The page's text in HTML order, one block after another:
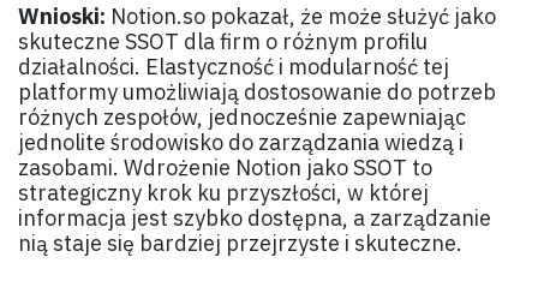
Wnioski: Notion.so pokazał, że może służyć jako
skuteczne SSOT dla firm o różnym profilu
działalności. Elastyczność i modularność tej
platformy umożliwiają dostosowanie do potrzeb
różnych zespołów, jednocześnie zapewniając
jednolite środowisko do zarządzania wiedzą i
zasobami. Wdrożenie Notion jako SSOT to
strategiczny krok ku przyszłości, w której
informacja jest szybko dostępna, a zarządzanie
nią staje się bardziej przejrzyste i skuteczne.